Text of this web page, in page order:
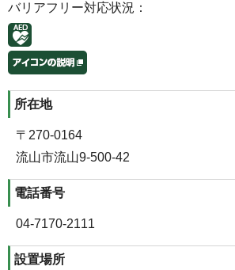
バリアフリー対応状況：
所在地
〒270-0164
流山市流山9‐500‐42
電話番号
04‐7170‐2111
設置場所